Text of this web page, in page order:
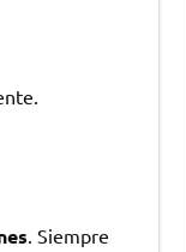
. Siempre